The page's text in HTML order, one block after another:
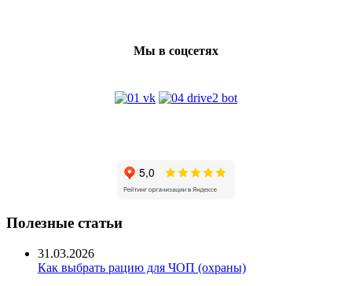
Мы в соцсетях
Полезные статьи
31.03.2026
Как выбрать рацию для ЧОП (охраны)